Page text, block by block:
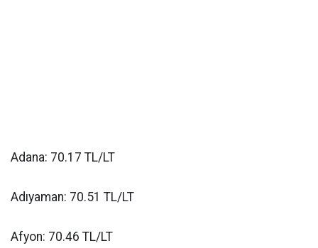
Adana: 70.17 TL/LT
Adıyaman: 70.51 TL/LT
Afyon: 70.46 TL/LT